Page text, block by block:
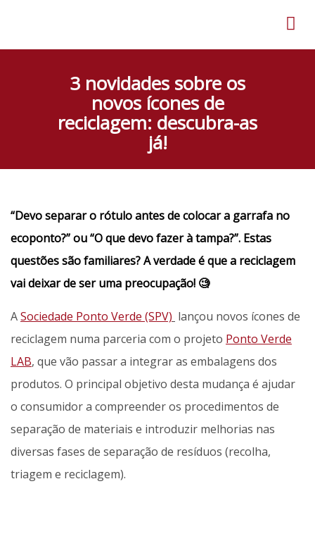
3 novidades sobre os
novos ícones de
reciclagem: descubra-as
já!
“Devo separar o rótulo antes de colocar a garrafa no
ecoponto?” ou “O que devo fazer à tampa?”. Estas
questões são familiares? A verdade é que a reciclagem
vai deixar de ser uma preocupação! 🧐
ASociedade Ponto Verde (SPV) lançou novos ícones de
reciclagem numa parceria com o projeto Ponto Verde
LAB, que vão passar a integrar as embalagens dos
produtos. O principal objetivo desta mudança é ajudar
o consumidor a compreender os procedimentos de
separação de materiais e introduzir melhorias nas
diversas fases de separação de resíduos (recolha,
triagem e reciclagem).